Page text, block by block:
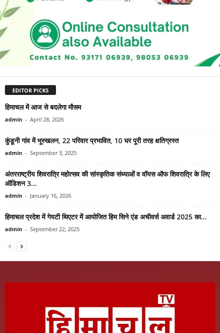
EDITOR PICKS
हिमाचल में आज से बदलेगा मौसम
admin - April 28, 2026
कुंडूनी गांव में भूस्खलन, 22 परिवार प्रभावित, 10 घर पूरी तरह क्षतिग्रस्त
admin - September 3, 2025
अंतरराष्ट्रीय शिवरात्रि महोत्सव की सांस्कृतिक संध्याओं व वॉयस ऑफ शिवरात्रि के लिए
ऑडिशन 3...
admin - January 16, 2026
हिमाचल प्रदेश में गेयटी थिएटर में आयोजित हिम सिने एंड अचीवर्स अवार्ड 2025 का...
admin - September 22, 2025